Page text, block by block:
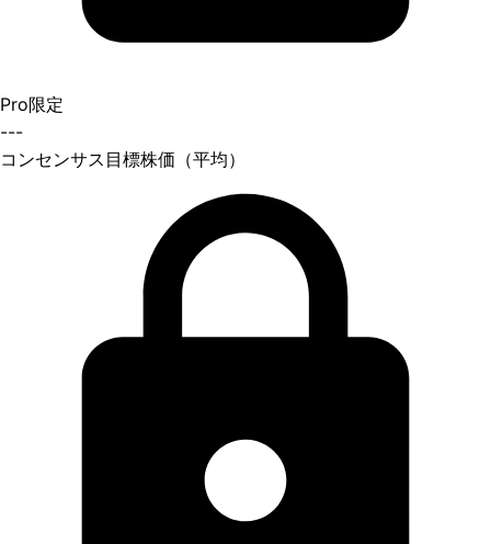
Pro限定
---
コンセンサス目標株価（平均）